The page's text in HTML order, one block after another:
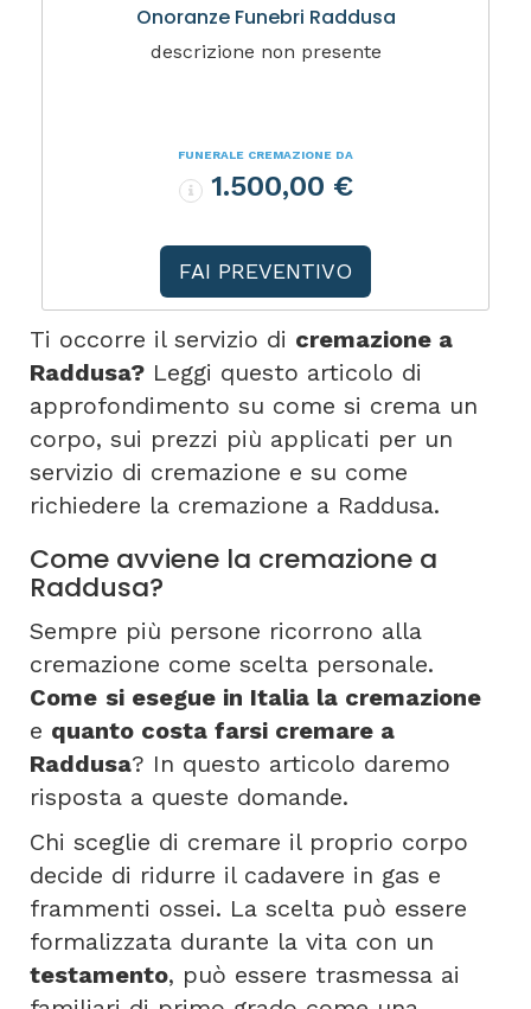
Onoranze Funebri Raddusa
descrizione non presente
FUNERALE CREMAZIONE DA
1.500,00 €
FAI PREVENTIVO
Ti occorre il servizio di cremazione a
Raddusa? Leggi questo articolo di
approfondimento su come si crema un
corpo, sui prezzi più applicati per un
servizio di cremazione e su come
richiedere la cremazione a Raddusa.
Come avviene la cremazione a
Raddusa?
Sempre più persone ricorrono alla
cremazione come scelta personale.
Come si esegue in Italia la cremazione
e quanto costa farsi cremare a
Raddusa? In questo articolo daremo
risposta a queste domande.
Chi sceglie di cremare il proprio corpo
decide di ridurre il cadavere in gas e
frammenti ossei. La scelta può essere
formalizzata durante la vita con un
testamento, può essere trasmessa ai